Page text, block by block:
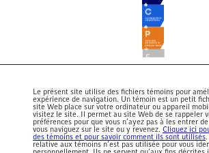
Le présent site utilise des fichiers témoins pour
expérience de navigation. Un témoin est un petit
site Web place sur votre ordinateur ou appareil
visitez le site. Il permet au site Web de se rappeler
préférences pour que vous n’ayez pas à les entrer
vous naviguez sur le site ou y revenez.Cliquez ici
des témoins et pour savoir comment ils sont utilisés.
relative aux témoins n’est pas utilisée pour vous